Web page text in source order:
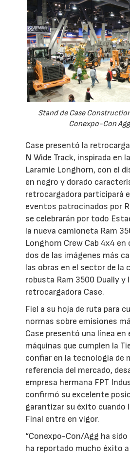
Stand de Case
Conexpo-Con
Case presentó la
N Wide Track, inspirada en
Laramie Longhorn, con el
en negro y dorado
retrocargadora participará
eventos patrocinados por
se celebrarán por todo
la nueva camioneta Ram
Longhorn Crew Cab 4x4
dos de las imágenes más
las obras en el sector de la
robusta Ram 3500 Dually y
retrocargadora Case.
Fiel a su hoja de ruta para
normas sobre emisiones
Case presentó una línea en
máquinas que cumplen la
confiar en la tecnología de
referencia del mercado,
empresa hermana FPT
confirmó su excelente
garantizar su éxito cuando
Final entre en vigor.
“Conexpo-Con/Agg ha
ha reportado mucho éxito